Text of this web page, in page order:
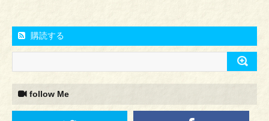
購読する
follow Me